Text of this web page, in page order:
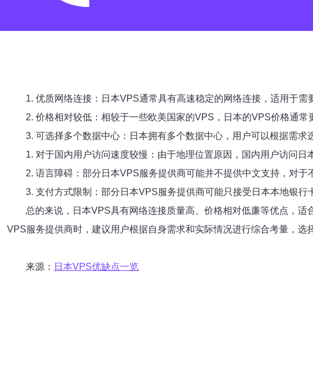
1. 优质网络连接：日本VPS通常具有高速稳定的网络连接，适用于需
2. 价格相对较低：相较于一些欧美国家的VPS，日本的VPS价格通常
3. 可选择多个数据中心：日本拥有多个数据中心，用户可以根据需求
1. 对于国内用户访问速度较慢：由于地理位置原因，国内用户访问日
2. 语言障碍：部分日本VPS服务提供商可能并不提供中文支持，对于
3. 支付方式限制：部分日本VPS服务提供商可能只接受日本本地银行
总的来说，日本VPS具有网络连接质量高、价格相对低廉等优点，
VPS服务提供商时，建议用户根据自身需求和实际情况进行综合考量，选
来源： 日本VPS优缺点一览